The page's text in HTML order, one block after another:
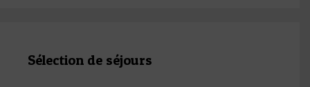
Sélection de séjours